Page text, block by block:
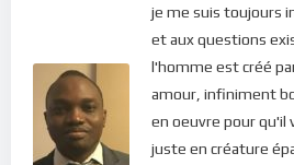
rentrer dans la révélation de ces
capable de renoncer à tout et de
(Luc 14, 33). En effet, si notre désir
monde, nous sommes dans le décor
amour propre ou alors l’amour du
ces amours ne conduisent qu’au mal.
je me suis toujours
et aux questions
l'homme est créé
amour, infiniment
en oeuvre pour qu'il
juste en créature